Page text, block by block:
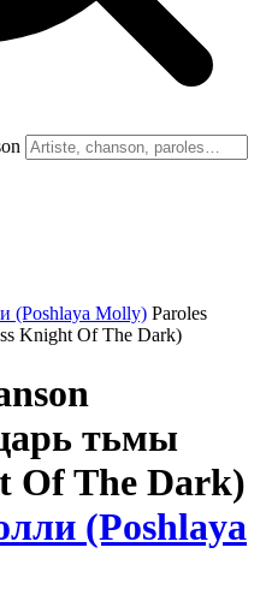
(Poshlaya Molly) Paroles
Knight Of The Dark)
тьмы
Of The Dark)
(Poshlaya